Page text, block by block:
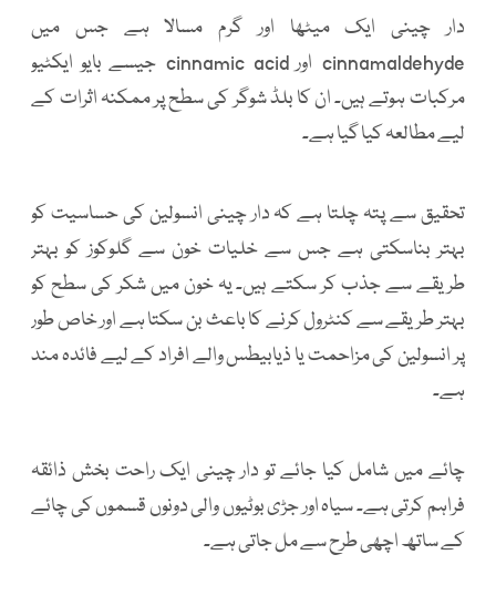
دار چینی ایک میٹھا اور گرم مسالا ہے جس میں
cinnamaldehyde اور cinnamic acid جیسے بایو ایکٹیو
مرکبات ہوتے ہیں۔ ان کا بلڈ شوگر کی سطح پر ممکنہ اثرات کے
لیے مطالعہ کیا گیا ہے۔
تحقیق سے پتہ چلتا ہے کہ دار چینی انسولین کی حساسیت کو
بہتر بناسکتی ہے جس سے خلیات خون سے گلوکوز کو بہتر
طریقے سے جذب کر سکتے ہیں۔ یہ خون میں شکر کی سطح کو
بہتر طریقے سے کنٹرول کرنے کا باعث بن سکتا ہے اور خاص طور
پر انسولین کی مزاحمت یا ذیابیطس والے افراد کے لیے فائدہ مند
ہے۔
چائے میں شامل کیا جائے تو دار چینی ایک راحت بخش ذائقہ
فراہم کرتی ہے۔ سیاہ اور جڑی بوٹیوں والی دونوں قسموں کی چائے
کے ساتھ اچھی طرح سے مل جاتی ہے۔